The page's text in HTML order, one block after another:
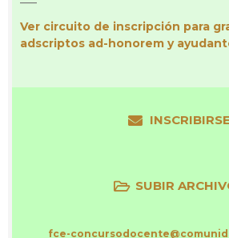
Ver circuito de inscripción para
adscriptos ad-honorem y
INSCRIBIRSE
SUBIR
fce-